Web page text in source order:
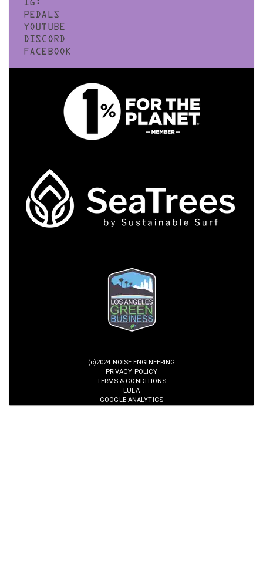
IG:
PEDALS
YOUTUBE
DISCORD
FACEBOOK
(c)2024 NOISE ENGINEERING
PRIVACY POLICY
TERMS & CONDITIONS
EULA
GOOGLE ANALYTICS